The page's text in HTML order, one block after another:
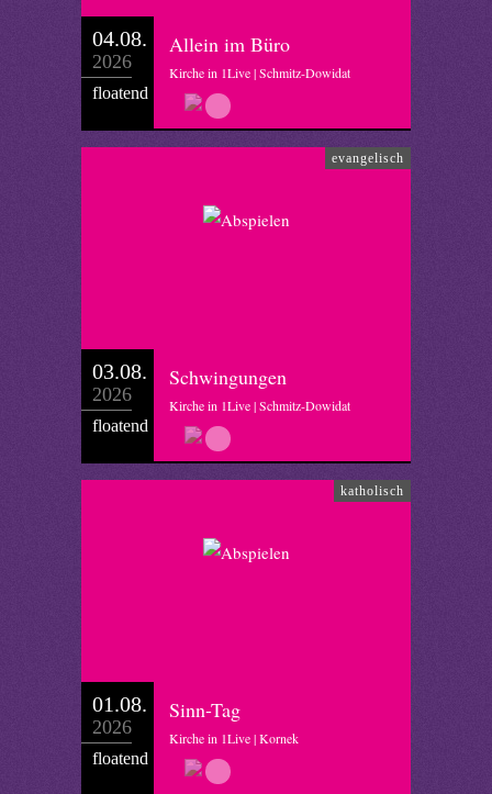
04.08.
2026
floatend
Allein im Büro
Kirche in 1Live | Schmitz-Dowidat
evangelisch
03.08.
2026
floatend
Schwingungen
Kirche in 1Live | Schmitz-Dowidat
katholisch
01.08.
2026
floatend
Sinn-Tag
Kirche in 1Live | Kornek